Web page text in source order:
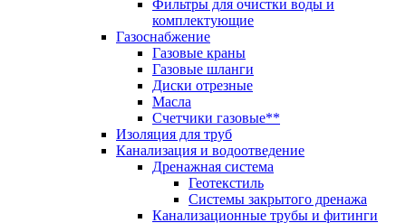
Фильтры для очистки воды и
комплектующие
Газоснабжение
Газовые краны
Газовые шланги
Диски отрезные
Масла
Счетчики газовые**
Изоляция для труб
Канализация и водоотведение
Дренажная система
Геотекстиль
Системы закрытого дренажа
Канализационные трубы и фитинги